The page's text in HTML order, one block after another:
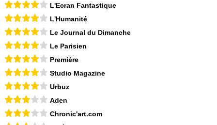
L'Ecran Fantastique
L'Humanité
Le Journal du Dimanche
Le Parisien
Première
Studio Magazine
Urbuz
Aden
Chronic'art.com